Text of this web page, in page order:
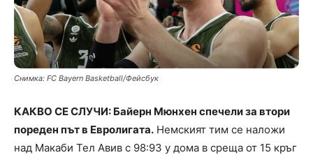
Снимка: FC Bayern Basketball/Фейсбук
КАКВО СЕ СЛУЧИ: Байерн Мюнхен спечели за втори
пореден път в Евролигата. Немският тим се наложи
над Макаби Тел Авив с 98:93 у дома в среща от 15 кръг